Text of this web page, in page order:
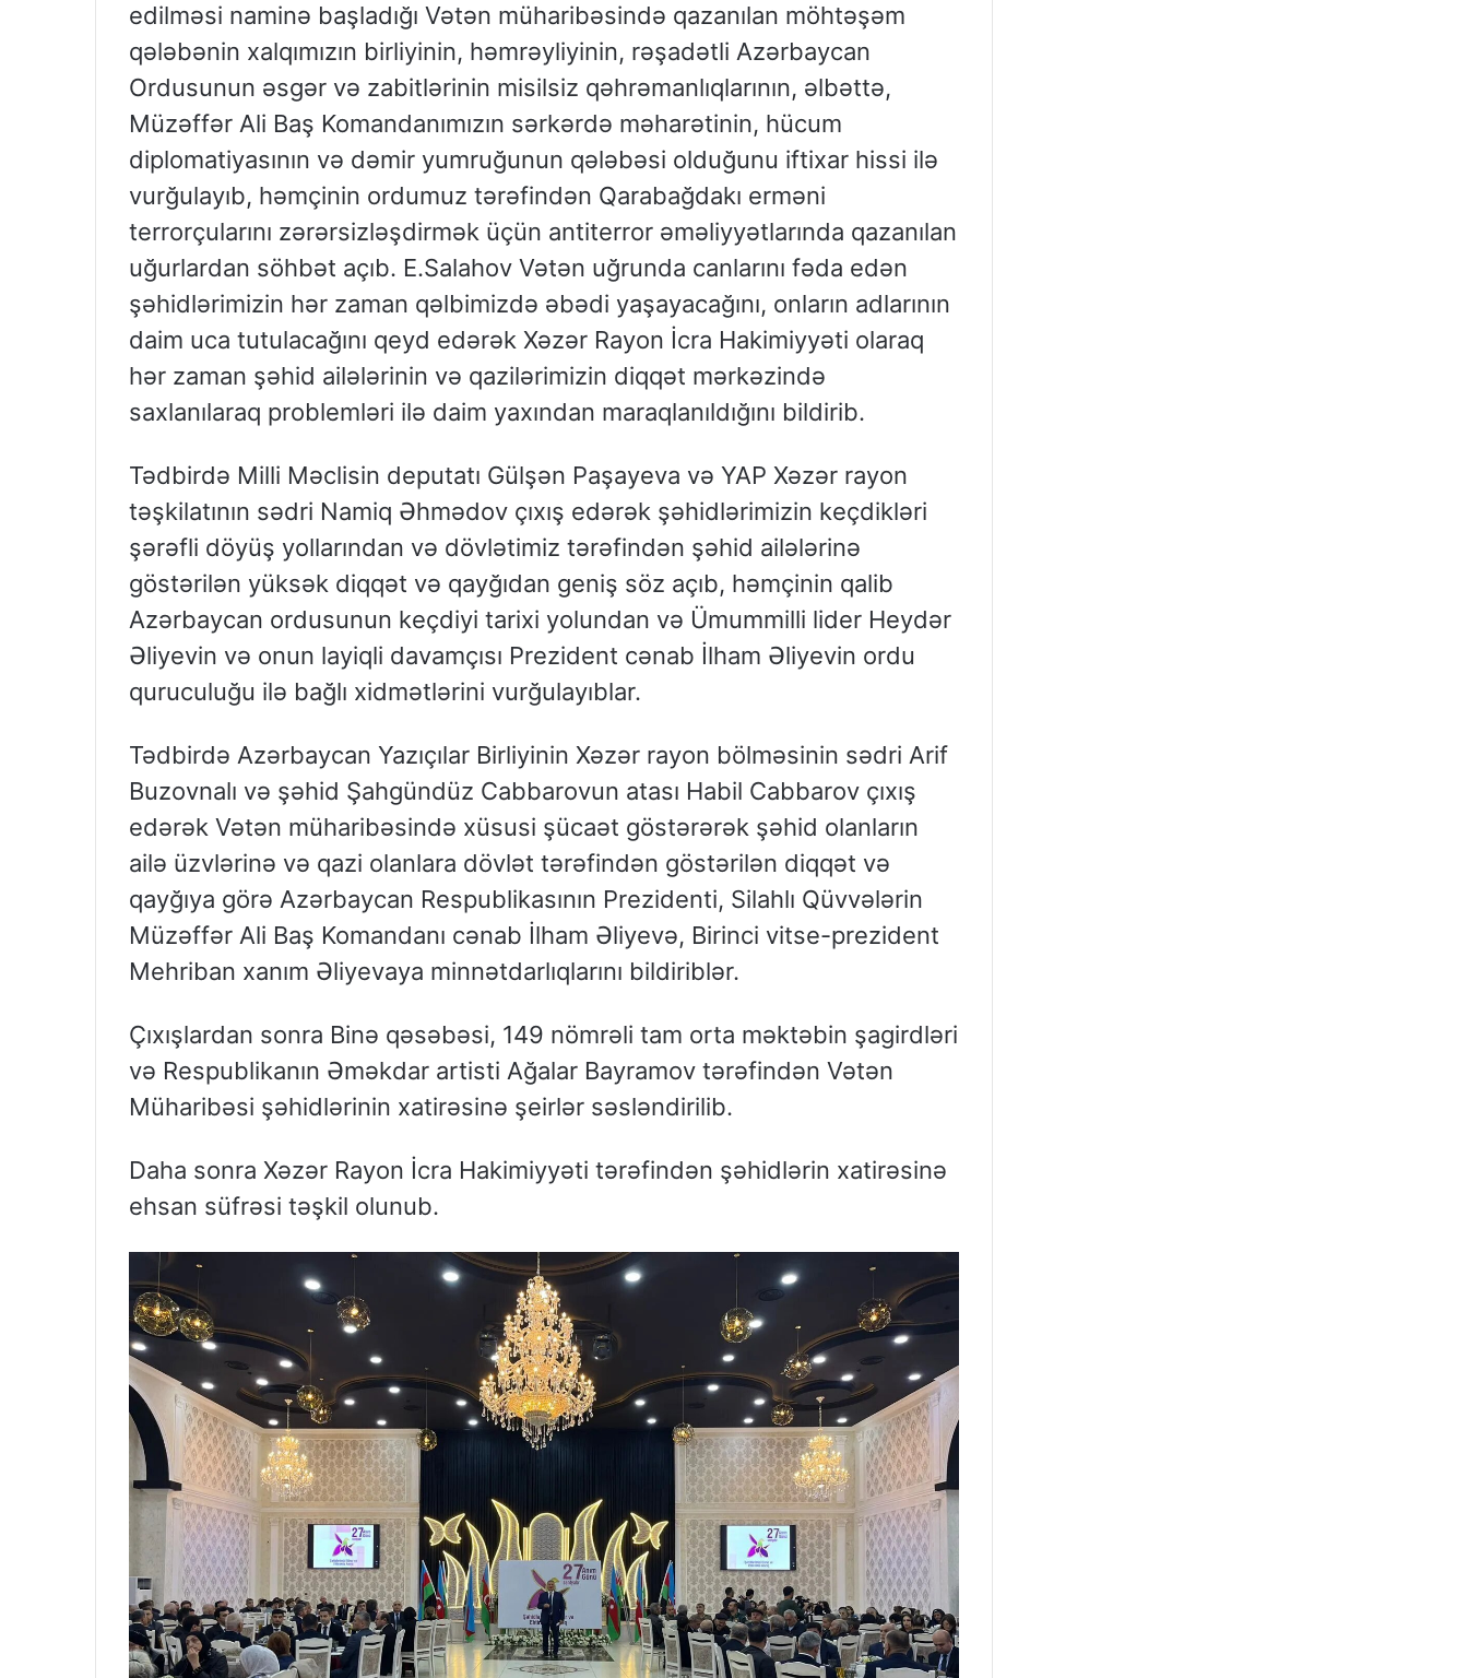
edilməsi naminə başladığı Vətən müharibəsində qazanılan möhtəşəm
qələbənin xalqımızın birliyinin, həmrəyliyinin, rəşadətli Azərbaycan
Ordusunun əsgər və zabitlərinin misilsiz qəhrəmanlıqlarının, əlbəttə,
Müzəffər Ali Baş Komandanımızın sərkərdə məharətinin, hücum
diplomatiyasının və dəmir yumruğunun qələbəsi olduğunu iftixar hissi ilə
vurğulayıb, həmçinin ordumuz tərəfindən Qarabağdakı erməni
terrorçularını zərərsizləşdirmək üçün antiterror əməliyyətlarında qazanılan
uğurlardan söhbət açıb. E.Salahov Vətən uğrunda canlarını fəda edən
şəhidlərimizin hər zaman qəlbimizdə əbədi yaşayacağını, onların adlarının
daim uca tutulacağını qeyd edərək Xəzər Rayon İcra Hakimiyyəti olaraq
hər zaman şəhid ailələrinin və qazilərimizin diqqət mərkəzində
saxlanılaraq problemləri ilə daim yaxından maraqlanıldığını bildirib.
Tədbirdə Milli Məclisin deputatı Gülşən Paşayeva və YAP Xəzər rayon
təşkilatının sədri Namiq Əhmədov çıxış edərək şəhidlərimizin keçdikləri
şərəfli döyüş yollarından və dövlətimiz tərəfindən şəhid ailələrinə
göstərilən yüksək diqqət və qayğıdan geniş söz açıb, həmçinin qalib
Azərbaycan ordusunun keçdiyi tarixi yolundan və Ümummilli lider Heydər
Əliyevin və onun layiqli davamçısı Prezident cənab İlham Əliyevin ordu
quruculuğu ilə bağlı xidmətlərini vurğulayıblar.
Tədbirdə Azərbaycan Yazıçılar Birliyinin Xəzər rayon bölməsinin sədri Arif
Buzovnalı və şəhid Şahgündüz Cabbarovun atası Habil Cabbarov çıxış
edərək Vətən müharibəsində xüsusi şücaət göstərərək şəhid olanların
ailə üzvlərinə və qazi olanlara dövlət tərəfindən göstərilən diqqət və
qayğıya görə Azərbaycan Respublikasının Prezidenti, Silahlı Qüvvələrin
Müzəffər Ali Baş Komandanı cənab İlham Əliyevə, Birinci vitse-prezident
Mehriban xanım Əliyevaya minnətdarlıqlarını bildiriblər.
Çıxışlardan sonra Binə qəsəbəsi, 149 nömrəli tam orta məktəbin şagirdləri
və Respublikanın Əməkdar artisti Ağalar Bayramov tərəfindən Vətən
Müharibəsi şəhidlərinin xatirəsinə şeirlər səsləndirilib.
Daha sonra Xəzər Rayon İcra Hakimiyyəti tərəfindən şəhidlərin xatirəsinə
ehsan süfrəsi təşkil olunub.